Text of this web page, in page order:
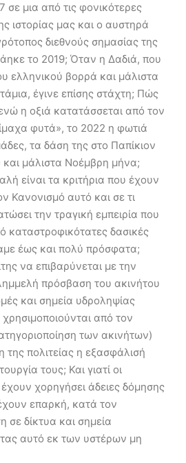
μια από τις φονικότερες
ιστορίας μας και ο αυστηρά
διεθνούς σημασίας της
το 2019; Όταν η Δαδιά, που
ελληνικού βορρά και μάλιστα
έγινε επίσης στάχτη; Πώς
η οξιά κατατάσσεται από τον
φυτά», το 2022 η φωτιά
τα δάση της στο Παπίκιον
και μάλιστα Νοέμβρη μήνα;
είναι τα κριτήρια που έχουν
Κανονισμό αυτό και σε τι
την τραγική εμπειρία που
καταστροφικότατες δασικές
έως και πολύ πρόσφατα;
να επιβαρύνεται με την
πρόσβαση του ακινήτου
και σημεία υδροληψίας
χρησιμοποιούνται από τον
των ακινήτων)
πολιτείας η εξασφάλισή
τους; Και γιατί οι
χορηγήσει άδειες δόμησης
επαρκή, κατά τον
σε δίκτυα και σημεία
αυτό εκ των υστέρων μη